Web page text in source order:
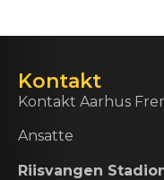
Kontakt
Kontakt Aarhus
Ansatte
Riisvangen